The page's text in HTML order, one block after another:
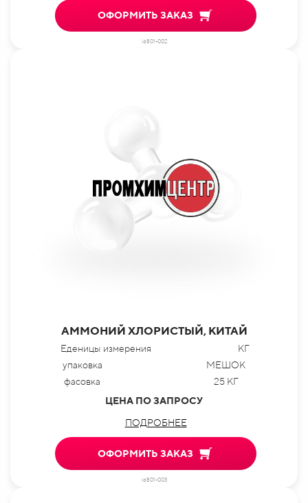
ОФОРМИТЬ ЗАКАЗ
id801-002
АММОНИЙ ХЛОРИСТЫЙ, КИТАЙ
Еденицы измерения
КГ
упаковка
МЕШОК
фасовка
25 КГ
ЦЕНА ПО ЗАПРОСУ
ПОДРОБНЕЕ
ОФОРМИТЬ ЗАКАЗ
id801-003